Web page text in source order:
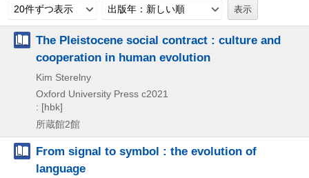
20件ずつ表示 出版年：新しい順
The Pleistocene social contract : culture and
cooperation in human evolution
Kim Sterelny
Oxford University Press c2021
: [hbk]
所蔵館2館
From signal to symbol : the evolution of
language